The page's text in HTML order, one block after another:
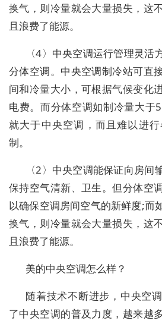
换气，则冷量就会大量损失，这
且浪费了能源。
〈4〉中央空调运行管理灵活
分体空调。中央空调制冷站可直
间和冷量大小，可根据气候变化
电费。而分体空调如制冷量大于
就大于中央空调，而且难以进
制。
〈2〉中央空调能保证向房间
保持空气清新、卫生。但分体空
以确保空调房间空气的新鲜度;而
换气，则冷量就会大量损失，这
且浪费了能源。
美的中央空调怎么样？
随着技术不断进步，中央空
了中央空调的普及力度，越来越